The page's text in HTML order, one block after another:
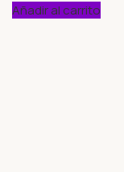
Añadir al carrito